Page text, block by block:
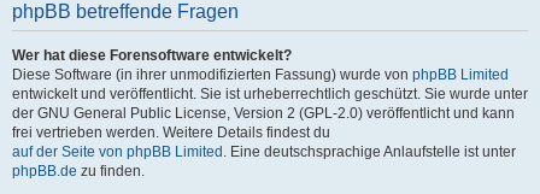
phpBB betreffende Fragen
Wer hat diese Forensoftware entwickelt?
Diese Software (in ihrer unmodifizierten Fassung) wurde von phpBB Limited
entwickelt und veröffentlicht. Sie ist urheberrechtlich geschützt. Sie wurde unter
der GNU General Public License, Version 2 (GPL-2.0) veröffentlicht und kann
frei vertrieben werden. Weitere Details findest du
auf der Seite von phpBB Limited . Eine deutschsprachige Anlaufstelle ist unter
phpBB.de zu finden.